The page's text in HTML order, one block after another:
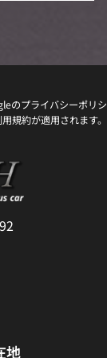
のプライバシーポリシ
用規約が適用されます。
地